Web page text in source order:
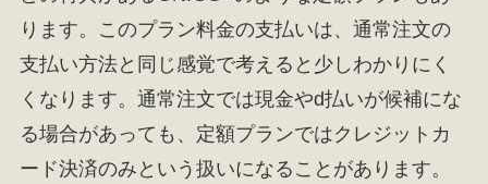
ります。このプラン料金の支払いは、通常注文の
支払い方法と同じ感覚で考えると少しわかりにく
くなります。通常注文では現金やd払いが候補にな
る場合があっても、定額プランではクレジットカ
ード決済のみという扱いになることがあります。